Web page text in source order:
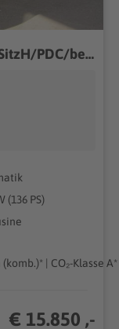
VW Golf Comf/Autom/Navi/LED/SitzH/PDC/behFrontscheibe/ALU
(136 PS)
| CO₂-Klasse A*
€ 15.850 ,-